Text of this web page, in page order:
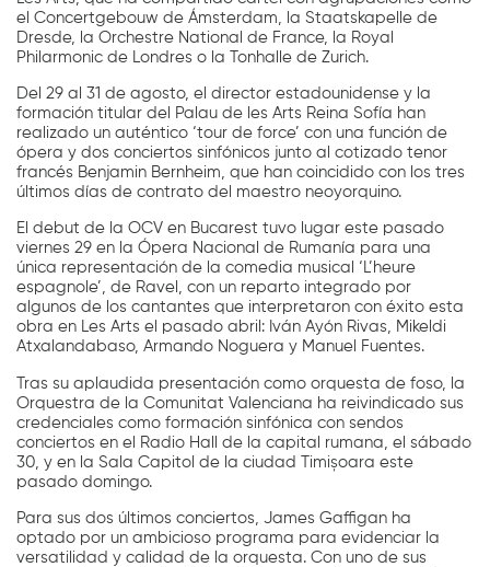
el Concertgebouw de Ámsterdam, la Staatskapelle de
Dresde, la Orchestre National de France, la Royal
Philarmonic de Londres o la Tonhalle de Zurich.
Del 29 al 31 de agosto, el director estadounidense y la
formación titular del Palau de les Arts Reina Sofía han
realizado un auténtico ‘tour de force’ con una función de
ópera y dos conciertos sinfónicos junto al cotizado tenor
francés Benjamin Bernheim, que han coincidido con los tres
últimos días de contrato del maestro neoyorquino.
El debut de la OCV en Bucarest tuvo lugar este pasado
viernes 29 en la Ópera Nacional de Rumanía para una
única representación de la comedia musical ‘L’heure
espagnole’, de Ravel, con un reparto integrado por
algunos de los cantantes que interpretaron con éxito esta
obra en Les Arts el pasado abril: Iván Ayón Rivas, Mikeldi
Atxalandabaso, Armando Noguera y Manuel Fuentes.
Tras su aplaudida presentación como orquesta de foso, la
Orquestra de la Comunitat Valenciana ha reivindicado sus
credenciales como formación sinfónica con sendos
conciertos en el Radio Hall de la capital rumana, el sábado
30, y en la Sala Capitol de la ciudad Timișoara este
pasado domingo.
Para sus dos últimos conciertos, James Gaffigan ha
optado por un ambicioso programa para evidenciar la
versatilidad y calidad de la orquesta. Con uno de sus